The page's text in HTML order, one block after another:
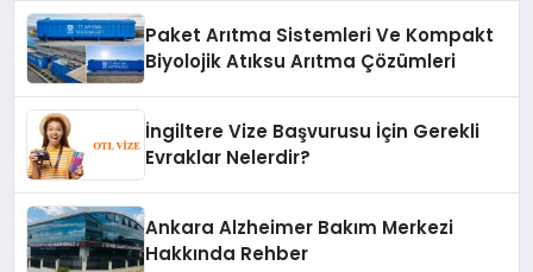
Paket Arıtma Sistemleri Ve Kompakt
Biyolojik Atıksu Arıtma Çözümleri
İngiltere Vize Başvurusu İçin Gerekli
Evraklar Nelerdir?
Ankara Alzheimer Bakım Merkezi
Hakkında Rehber